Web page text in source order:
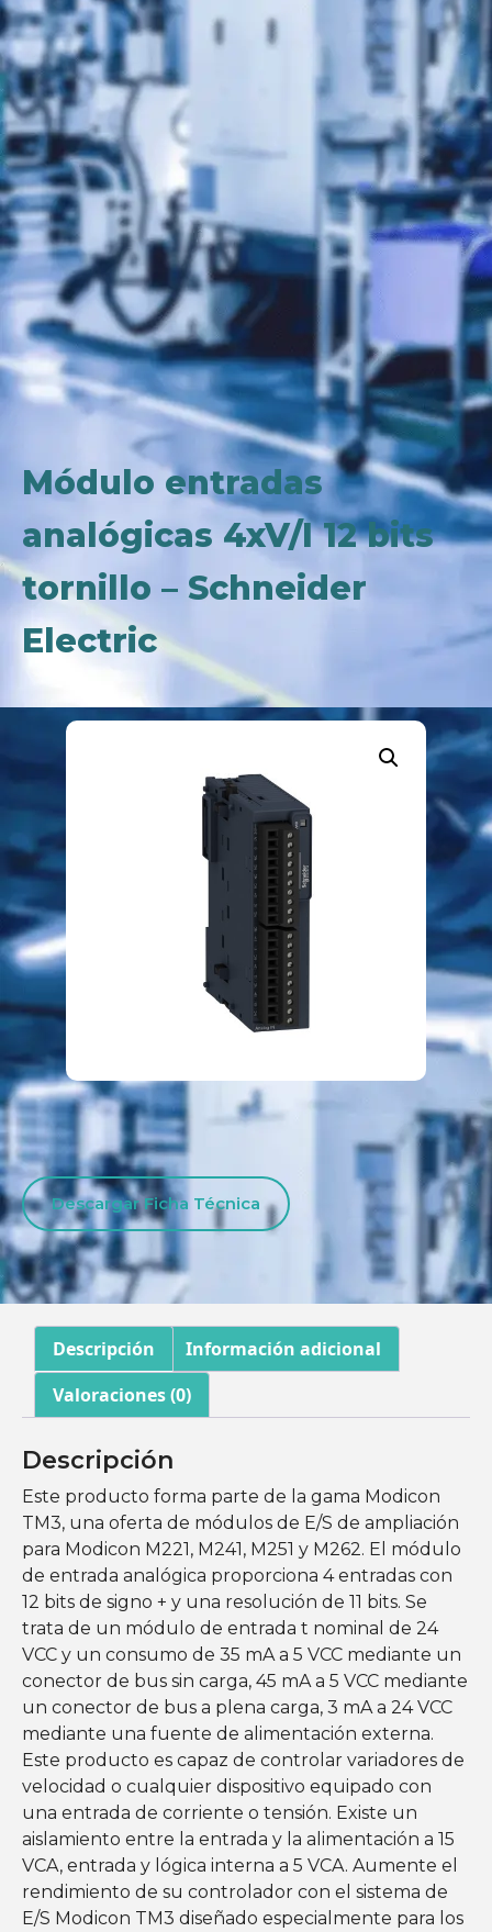
Módulo entradas
analógicas 4xV/I 12 bits
tornillo – Schneider
Electric
Descargar Ficha Técnica
Descripción
Información adicional
Valoraciones (0)
Descripción
Este producto forma parte de la gama Modicon
TM3, una oferta de módulos de E/S de ampliación
para Modicon M221, M241, M251 y M262. El módulo
de entrada analógica proporciona 4 entradas con
12 bits de signo + y una resolución de 11 bits. Se
trata de un módulo de entrada t nominal de 24
VCC y un consumo de 35 mA a 5 VCC mediante un
conector de bus sin carga, 45 mA a 5 VCC mediante
un conector de bus a plena carga, 3 mA a 24 VCC
mediante una fuente de alimentación externa.
Este producto es capaz de controlar variadores de
velocidad o cualquier dispositivo equipado con
una entrada de corriente o tensión. Existe un
aislamiento entre la entrada y la alimentación a 15
VCA, entrada y lógica interna a 5 VCA. Aumente el
rendimiento de su controlador con el sistema de
E/S Modicon TM3 diseñado especialmente para los